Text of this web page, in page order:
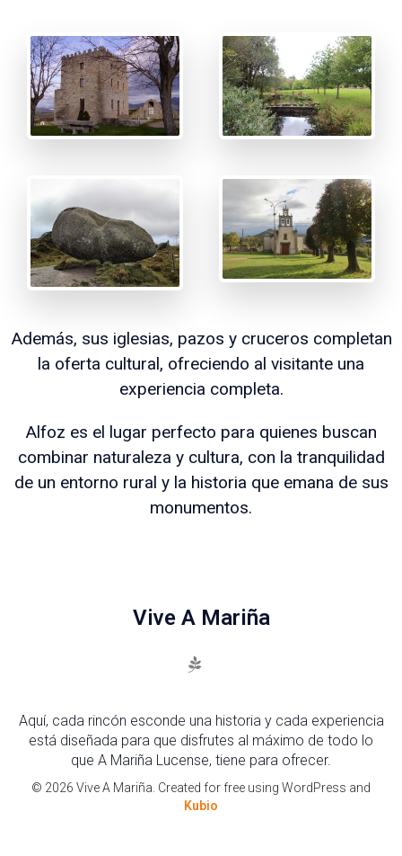
Además, sus iglesias, pazos y cruceros completan
la oferta cultural, ofreciendo al visitante una
experiencia completa.
Alfoz es el lugar perfecto para quienes buscan
combinar naturaleza y cultura, con la tranquilidad
de un entorno rural y la historia que emana de sus
monumentos.
Vive A Mariña
Aquí, cada rincón esconde una historia y cada experiencia
está diseñada para que disfrutes al máximo de todo lo
que A Mariña Lucense, tiene para ofrecer.
© 2026 Vive A Mariña. Created for free using WordPress and
Kubio